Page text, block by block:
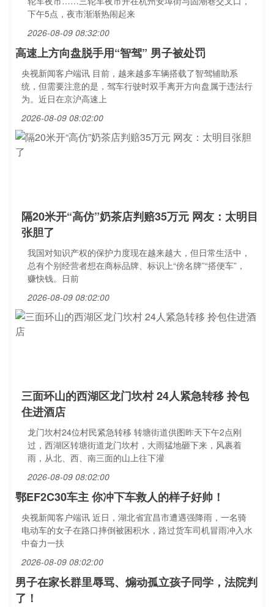
下午5点，夜市渐渐热闹起来
2026-08-09 08:32:00
高速上方向盘脱手用“智驾” 男子被处罚
央视新闻客户端讯 目前，越来越多车辆搭载了智驾辅助系
统，但需要注意的是，驾车行驶时双手离开方向盘属于违法行
为。近日在京沪高速上
2026-08-09 08:02:00
隔20米开“高仿”奶茶店判赔35万元 网友：太明目
张胆了
我国对知识产权的保护力度现在越来越大，但日常生活中，
总有个别经营者想在商标品牌、标识上“傍名牌”“搭便车”，
赚快钱。日前
2026-08-09 08:02:00
三面环山的西湖区龙门坎村 24人紧急转移 拎包
住进酒店
龙门坎村24位村民紧急转移 转塘街道供图昨天下午2点刚
过，西湖区转塘街道龙门坎村，大雨猛地砸下来，风裹着
雨，从北、西、南三面的山上往下灌
2026-08-09 08:02:00
鄂EF2C30车主 你冲下车救人的样子好帅！
央视新闻客户端讯 近日，湖北省宜昌市遭遇强降雨，一名骑
电动车的女子在路口摔倒被困积水，路过货车司机冒雨冲入水
中奋力一扶
2026-08-09 08:02:00
男子在家长群里辱骂、煽动孤立孩子同学，法院判
了！